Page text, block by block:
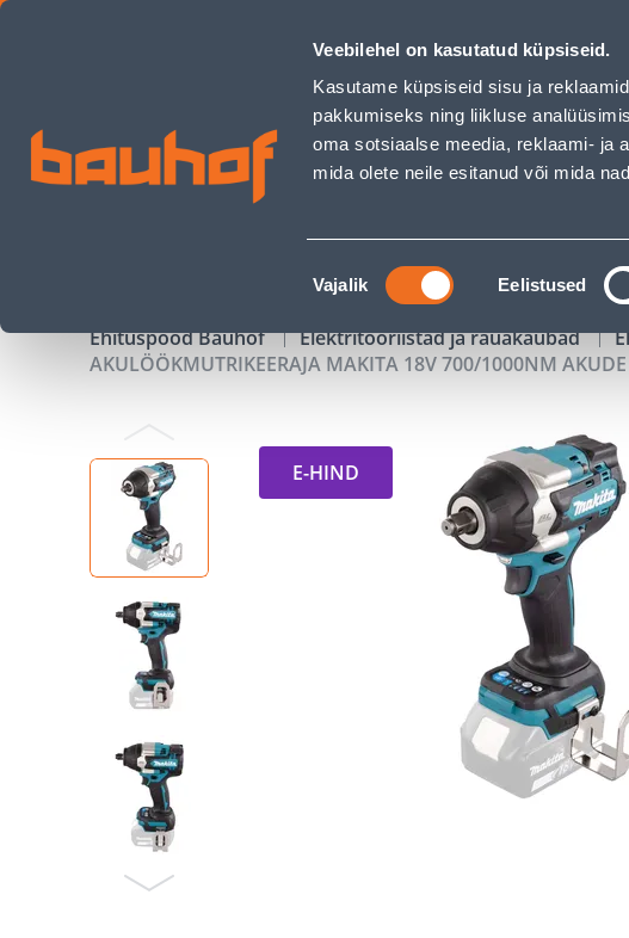
Veebilehel on kasutatud küpsiseid.
Kasutame küpsiseid sisu ja
pakkumiseks ning liikluse
oma sotsiaalse meedia, reklaami- ja
mida olete neile esitanud või mida
Nõusoleku
valik
Vajalik Eelistused
AKULÖÖKMUTRIKEERAJA MAKITA 18V 700/1000NM AKUDE JA
Äriklienditeenindus Klienditeenindus
KAMPAANIAD
Ehituspood Bauhof Elektritööriistad ja rauakaubad
AKULÖÖKMUTRIKEERAJA MAKITA 18V 700/1000NM
E-HIND